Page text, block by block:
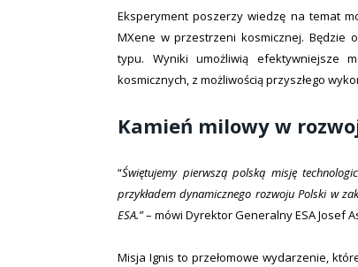
Eksperyment poszerzy wiedzę na temat
MXene w przestrzeni kosmicznej. Będzie
typu. Wyniki umożliwią efektywniejsze
kosmicznych, z możliwością przyszłego
Kamień milowy w
“Świętujemy pierwszą polską misję
przykładem dynamicznego rozwoju Polski w
ESA.”– mówi Dyrektor Generalny ESA Josef
Misja Ignis to przełomowe wydarzenie,